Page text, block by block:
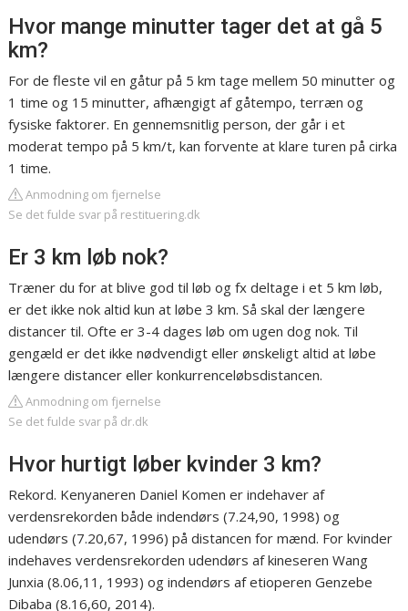
Hvor mange minutter tager det at gå 5
km?
For de fleste vil en gåtur på 5 km tage mellem 50 minutter og
1 time og 15 minutter, afhængigt af gåtempo, terræn og
fysiske faktorer. En gennemsnitlig person, der går i et
moderat tempo på 5 km/t, kan forvente at klare turen på cirka
1 time.
Anmodning om fjernelse
Se det fulde svar på restituering.dk
Er 3 km løb nok?
Træner du for at blive god til løb og fx deltage i et 5 km løb,
er det ikke nok altid kun at løbe 3 km. Så skal der længere
distancer til. Ofte er 3-4 dages løb om ugen dog nok. Til
gengæld er det ikke nødvendigt eller ønskeligt altid at løbe
længere distancer eller konkurrenceløbsdistancen.
Anmodning om fjernelse
Se det fulde svar på dr.dk
Hvor hurtigt løber kvinder 3 km?
Rekord. Kenyaneren Daniel Komen er indehaver af
verdensrekorden både indendørs (7.24,90, 1998) og
udendørs (7.20,67, 1996) på distancen for mænd. For kvinder
indehaves verdensrekorden udendørs af kineseren Wang
Junxia (8.06,11, 1993) og indendørs af etioperen Genzebe
Dibaba (8.16,60, 2014).